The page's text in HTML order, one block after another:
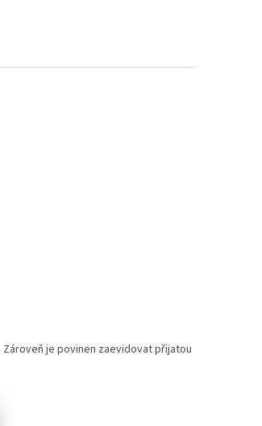
je povinen zaevidovat přijatou